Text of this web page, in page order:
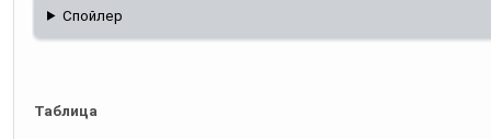
Спойлер
Таблица